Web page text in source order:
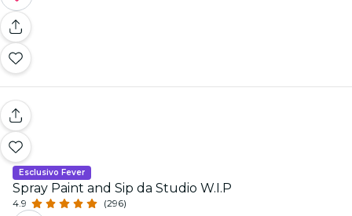
Esclusivo Fever
Spray Paint and Sip da Studio W.I.P
4.9 (296)